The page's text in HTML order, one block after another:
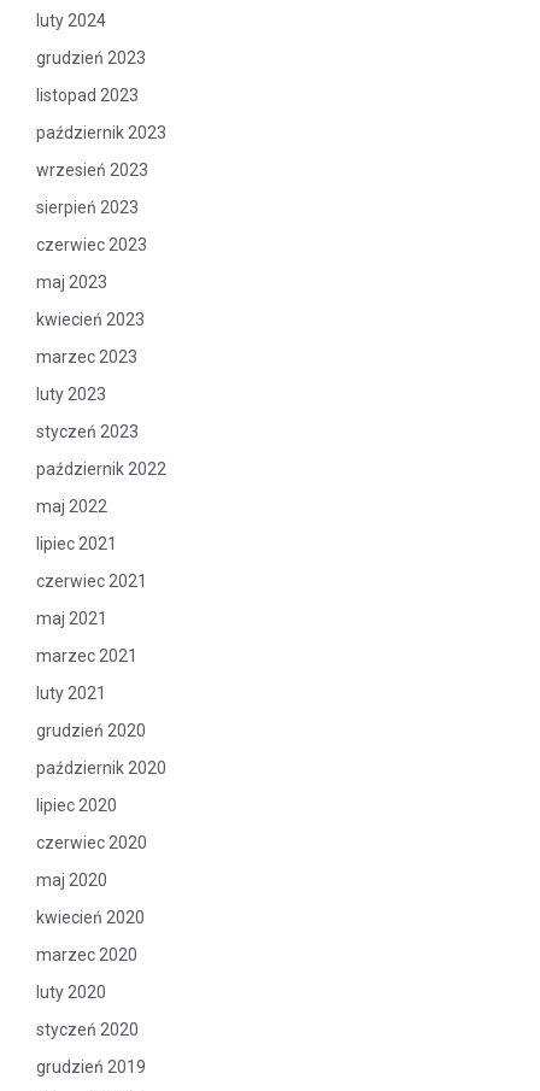
luty 2024
grudzień 2023
listopad 2023
październik 2023
wrzesień 2023
sierpień 2023
czerwiec 2023
maj 2023
kwiecień 2023
marzec 2023
luty 2023
styczeń 2023
październik 2022
maj 2022
lipiec 2021
czerwiec 2021
maj 2021
marzec 2021
luty 2021
grudzień 2020
październik 2020
lipiec 2020
czerwiec 2020
maj 2020
kwiecień 2020
marzec 2020
luty 2020
styczeń 2020
grudzień 2019